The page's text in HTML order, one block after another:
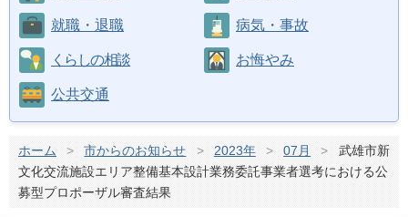
就職・退職 病気・事故
くらしの相談 お悔やみ
公共交通
ホーム > 市からのお知らせ > 2023年 > 07月 >
武雄市新
文化交流施設エリア整備基本設計業務委託事業者選考における公
募型プロポーザル審査結果